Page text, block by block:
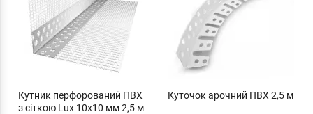
Кутник перфорований ПВХ
з сіткою Lux 10х10 мм 2,5 м
Куточок арочний ПВХ 2,5 м